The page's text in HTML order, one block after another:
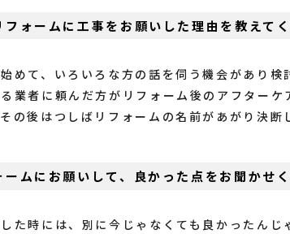
ォームに工事をお願いした理由を教えてく
めて、いろいろな方の話を伺う機会があり
業者に頼んだ方がリフォーム後のアフター
の後はつしばリフォームの名前があがり決断
ムにお願いして、良かった点をお聞かせく
た時には、別に今じゃなくても良かったんじ